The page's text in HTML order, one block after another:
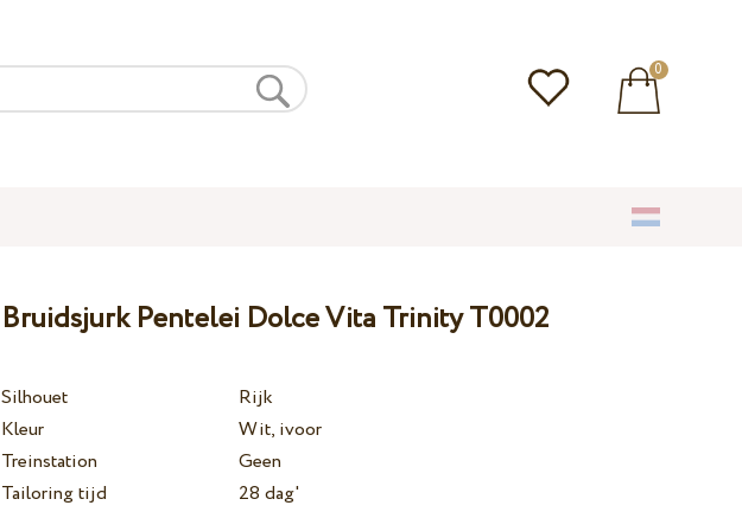
0
Bruidsjurk Pentelei Dolce Vita Trinity T0002
Silhouet
Rijk
Kleur
Wit, ivoor
Treinstation
Geen
Tailoring tijd
28 dag'